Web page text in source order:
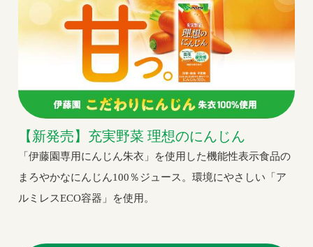
【新発売】充実野菜 理想のにんじん
「伊藤園専用にんじん朱衣」を使用した機能性表示食品の
まろやかなにんじん100％ジュース。環境にやさしい「ア
ルミレスECO容器」を使用。